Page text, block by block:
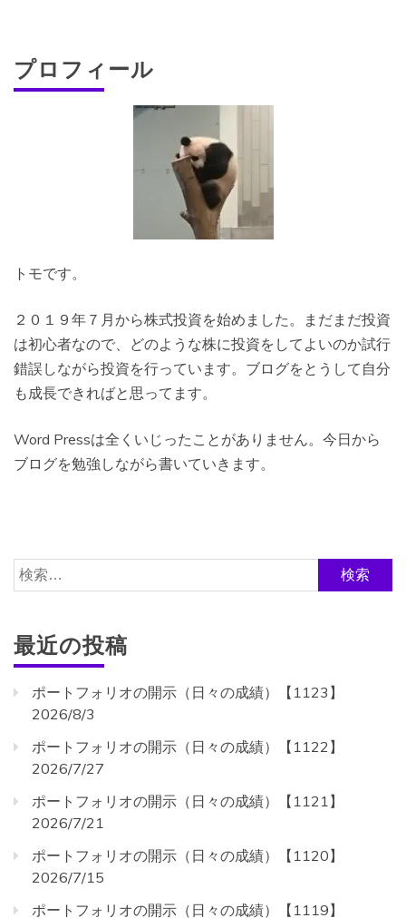
プロフィール
トモです。
２０１９年７月から株式投資を始めました。まだまだ投資
は初心者なので、どのような株に投資をしてよいのか試行
錯誤しながら投資を行っています。ブログをとうして自分
も成長できればと思ってます。
Word Pressは全くいじったことがありません。今日から
ブログを勉強しながら書いていきます。
検
索:
最近の投稿
ポートフォリオの開示（日々の成績）【1123】
2026/8/3
ポートフォリオの開示（日々の成績）【1122】
2026/7/27
ポートフォリオの開示（日々の成績）【1121】
2026/7/21
ポートフォリオの開示（日々の成績）【1120】
2026/7/15
ポートフォリオの開示（日々の成績）【1119】